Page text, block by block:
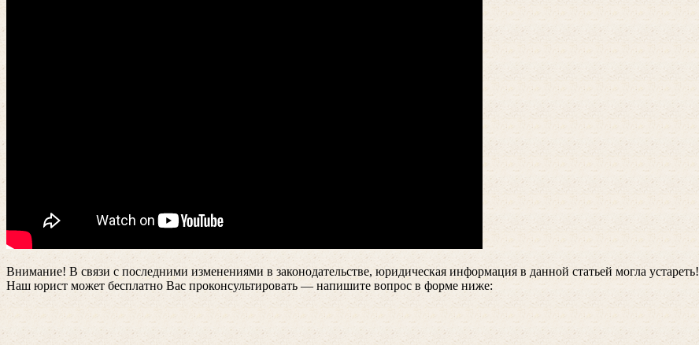
Внимание! В связи с последними изменениями в законодательстве, юридическая информация в данной статьей могла устареть!
Наш юрист может бесплатно Вас проконсультировать — напишите вопрос в форме ниже: